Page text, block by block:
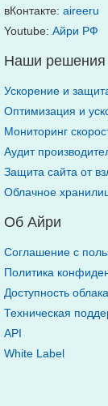
вКонтакте: aireeru
Youtube: Айри РФ
Наши решения
Ускорение и
Оптимизация и
Мониторинг
Аудит
Защита сайта от
Облачное
Об Айри
Соглашение с
Политика
Доступность облака
Техническая
API
White Label